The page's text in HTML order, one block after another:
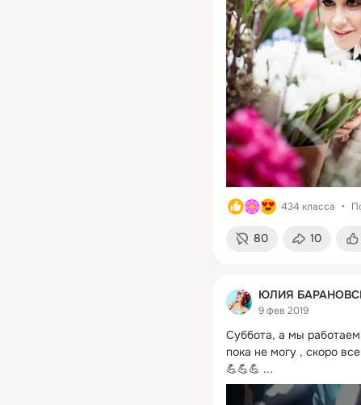
434 класса
80 10
ЮЛИЯ
9 фев 2019
Суббота, а мы работаем
пока не могу , скоро
💪💪💪 ...